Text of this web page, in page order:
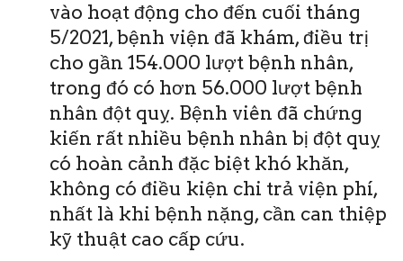
vào hoạt động cho đến cuối tháng
5/2021, bệnh viện đã khám, điều trị
cho gần 154.000 lượt bệnh nhân,
trong đó có hơn 56.000 lượt bệnh
nhân đột quỵ. Bệnh viên đã chứng
kiến rất nhiều bệnh nhân bị đột quỵ
có hoàn cảnh đặc biệt khó khăn,
không có điều kiện chi trả viện phí,
nhất là khi bệnh nặng, cần can thiệp
kỹ thuật cao cấp cứu.